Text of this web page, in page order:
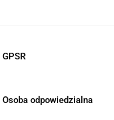
GPSR
Osoba odpowiedzialna